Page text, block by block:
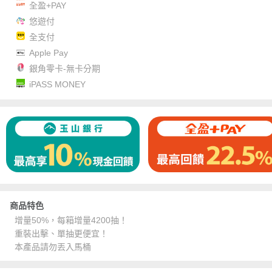
全盈+PAY
悠遊付
全支付
Apple Pay
銀角零卡-無卡分期
iPASS MONEY
商品特色
增量50%，每箱增量4200抽！
重裝出擊、單抽更便宜！
本產品請勿丟入馬桶